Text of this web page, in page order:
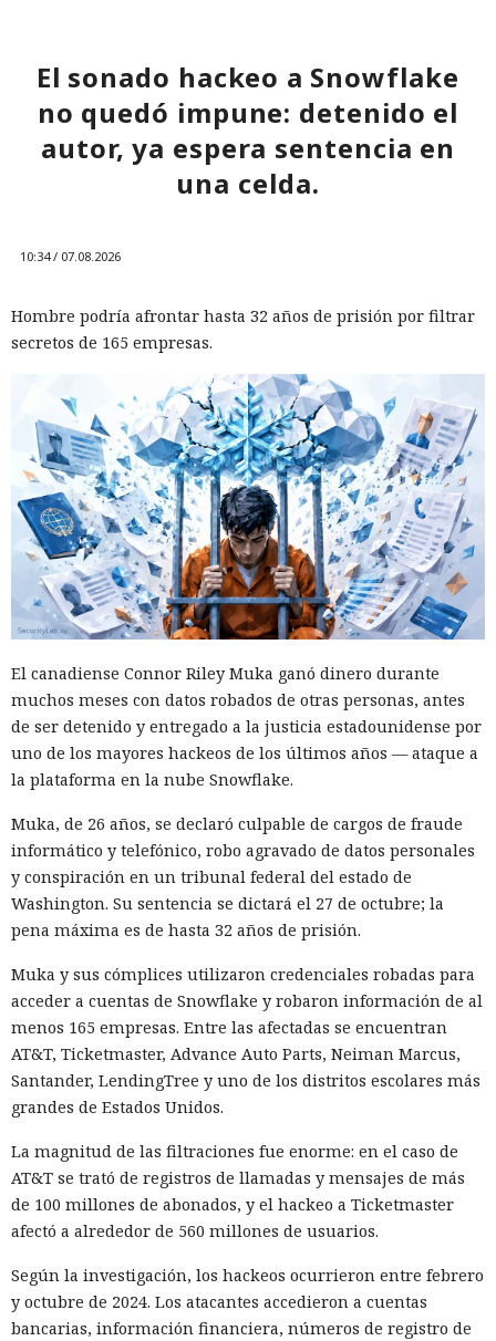
El sonado hackeo a Snowflake
no quedó impune: detenido el
autor, ya espera sentencia en
una celda.
10:34 / 07.08.2026
Hombre podría afrontar hasta 32 años de prisión por filtrar
secretos de 165 empresas.
El canadiense Connor Riley Muka ganó dinero durante
muchos meses con datos robados de otras personas, antes
de ser detenido y entregado a la justicia estadounidense por
uno de los mayores hackeos de los últimos años — ataque a
la plataforma en la nube Snowflake.
Muka, de 26 años, se declaró culpable de cargos de fraude
informático y telefónico, robo agravado de datos personales
y conspiración en un tribunal federal del estado de
Washington. Su sentencia se dictará el 27 de octubre; la
pena máxima es de hasta 32 años de prisión.
Muka y sus cómplices utilizaron credenciales robadas para
acceder a cuentas de Snowflake y robaron información de al
menos 165 empresas. Entre las afectadas se encuentran
AT&T, Ticketmaster, Advance Auto Parts, Neiman Marcus,
Santander, LendingTree y uno de los distritos escolares más
grandes de Estados Unidos.
La magnitud de las filtraciones fue enorme: en el caso de
AT&T se trató de registros de llamadas y mensajes de más
de 100 millones de abonados, y el hackeo a Ticketmaster
afectó a alrededor de 560 millones de usuarios.
Según la investigación, los hackeos ocurrieron entre febrero
y octubre de 2024. Los atacantes accedieron a cuentas
bancarias, información financiera, números de registro de